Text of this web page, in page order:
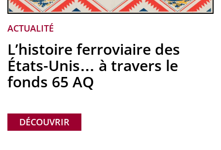
ACTUALITÉ
L’histoire ferroviaire des
États-Unis… à travers le
fonds 65 AQ
DÉCOUVRIR